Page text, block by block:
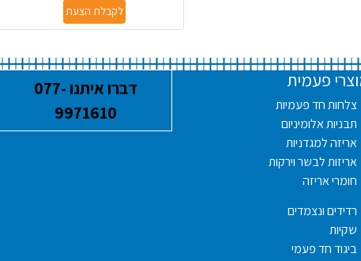
לקבלת הצעת
פעמית
צלחות חד פעמיות
תבניות אלומיניום
אריזה למגדניות
אריזות לבשר וירקות
חומרי אריזה
רדידים ונצמדים
שקיות
ביגוד חד פעמי
דברו איתנו 077-
9971610